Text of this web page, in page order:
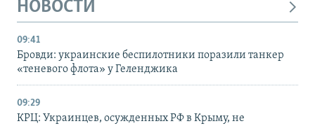
НОВОСТИ
09:41
Бровди: украинские беспилотники поразили танкер
«теневого флота» у Геленджика
09:29
КРЦ: Украинцев, осужденных РФ в Крыму, не